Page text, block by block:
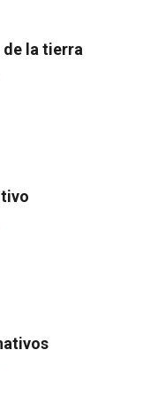
la tierra